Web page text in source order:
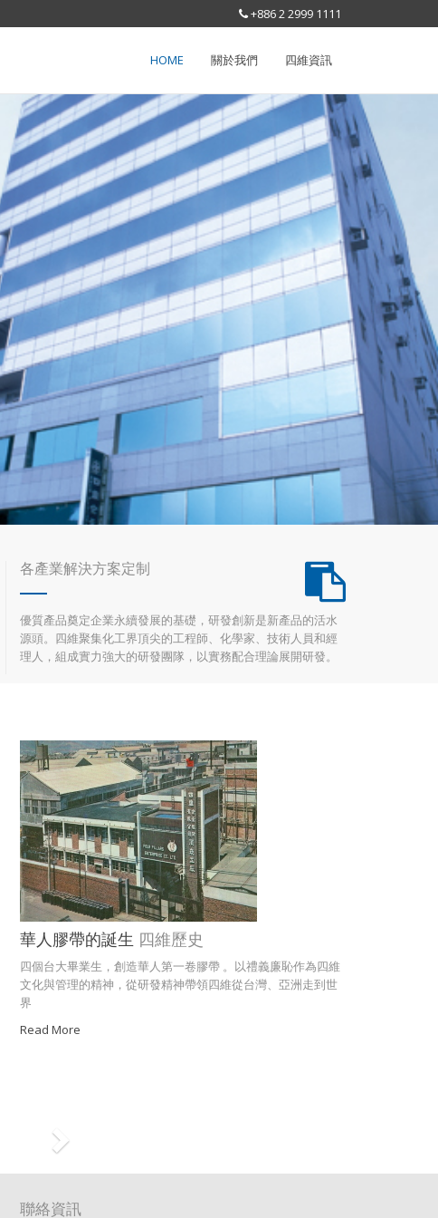
+886 2 2999 1111
HOME 關於我們 四維資訊
各產業解決方案定制
優質產品奠定企業永續發展的基礎，研發創新是新產品的活水
源頭。四維聚集化工界頂尖的工程師、化學家、技術人員和經
理人，組成實力強大的研發團隊，以實務配合理論展開研發。
華人膠帶的誕生 四維歷史
四個台大畢業生，創造華人第一卷膠帶 。以禮義廉恥作為四維
文化與管理的精神，從研發精神帶領四維從台灣、亞洲走到世
界
Read More
聯絡資訊